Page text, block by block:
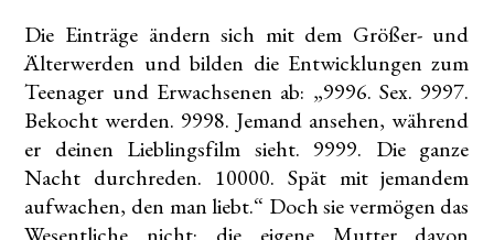
Die Einträge ändern sich mit dem Größer- und
Älterwerden und bilden die Entwicklungen zum
Teenager und Erwachsenen ab: „9996. Sex. 9997.
Bekocht werden. 9998. Jemand ansehen, während
er deinen Lieblingsfilm sieht. 9999. Die ganze
Nacht durchreden. 10000. Spät mit jemandem
aufwachen, den man liebt.“ Doch sie vermögen das